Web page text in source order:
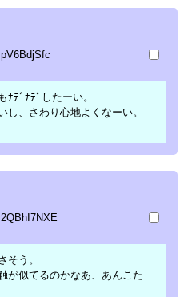
ﾃﾞﾅﾃﾞしたーい。
、さわり心地よくなーい。
そう。
が似てるのかなあ、あんこた